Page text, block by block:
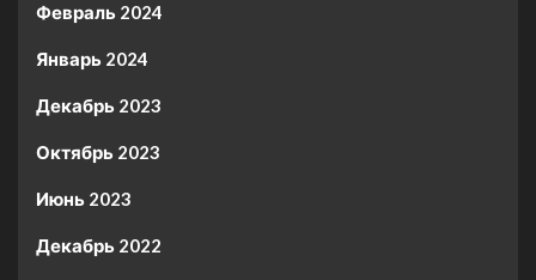
Февраль 2024
Январь 2024
Декабрь 2023
Октябрь 2023
Июнь 2023
Декабрь 2022